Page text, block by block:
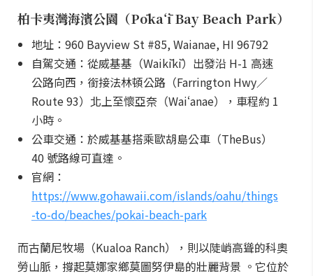
柏卡夷灣海濱公園（Pōkaʻī Bay Beach Park）
地址：960 Bayview St #85, Waianae, HI 96792
自駕交通：從威基基（Waikīkī）出發沿 H-1 高速
公路向西，銜接法林頓公路（Farrington Hwy／
Route 93）北上至懷亞奈（Waiʻanae），車程約 1
小時。
公車交通：於威基基搭乘歐胡島公車（TheBus）
40 號路線可直達。
官網：
https://www.gohawaii.com/islands/oahu/things
-to-do/beaches/pokai-beach-park
而古蘭尼牧場（Kualoa Ranch），則以陡峭高聳的科奧
勞山脈，撐起莫娜家鄉莫圖努伊島的壯麗背景 。它位於